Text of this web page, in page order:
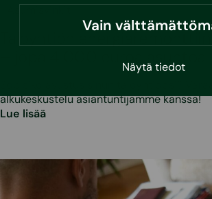
Vain
Näytä tiedot
Asumisvinkit •17.6.2026
Taloyhtiön energiaremonttiin
– jopa 4 000 euroa asuntoa
alkukeskustelu asiantuntijamme kanssa!
Lue lisää